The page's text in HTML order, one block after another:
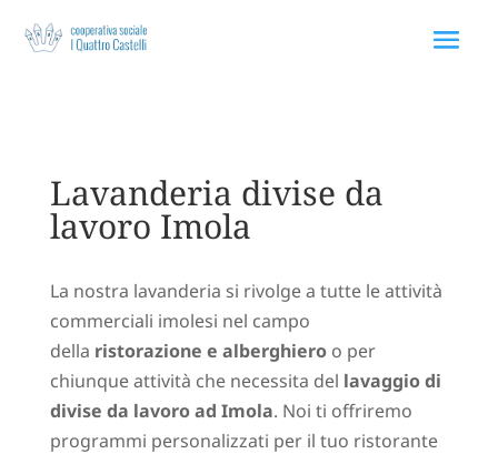
Lavanderia divise da
lavoro Imola
La nostra lavanderia si rivolge a tutte le attività
commerciali imolesi nel campo
della ristorazione e alberghieroo per
chiunque attività che necessita del lavaggio di
divise da lavoro ad Imola. Noi ti offriremo
programmi personalizzati per il tuo ristorante